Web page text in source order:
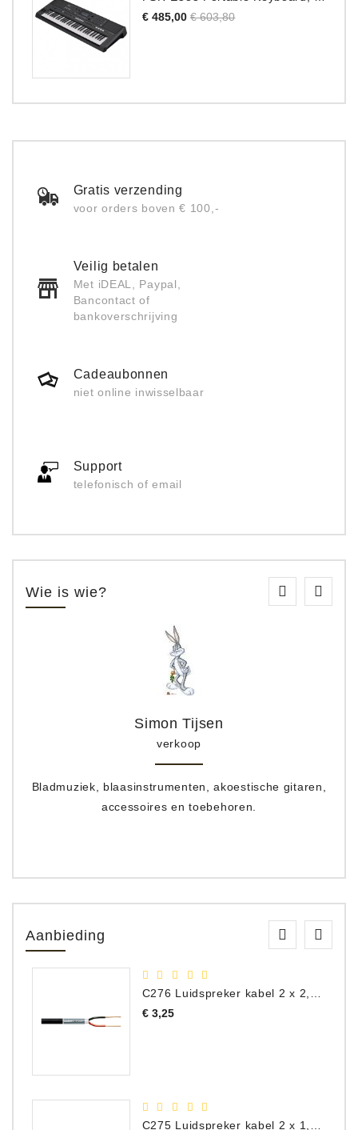
€ 485,00 Normale
€ 603,80Prijs
Gratis verzending
voor orders boven € 100,-
Veilig betalen
Met iDEAL, Paypal,
Bancontact of
bankoverschrijving
Cadeaubonnen
niet online inwisselbaar
Support
telefonisch of email
Wie is wie?
Simon Tijsen
verkoop
Bladmuziek, blaasinstrumenten, akoestische gitaren,
accessoires en toebehoren.
Aanbieding
€ 3,25Prijs